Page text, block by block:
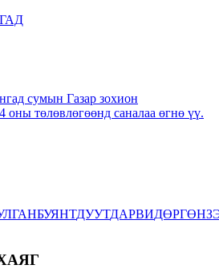
сумын Газар зохион
оны төлөвлөгөөнд саналаа өгнө үү.
БУЯНТДУУТДАРВИДӨРГӨН